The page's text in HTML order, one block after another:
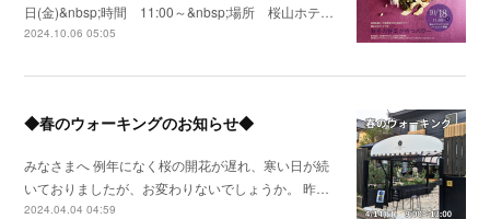
日(金)&nbsp;時間 11:00～&nbsp;場所 桜山ホテ…
2024.10.06 05:05
◆春のウォーキングのお知らせ◆
みなさまへ 例年になく桜の開花が遅れ、寒い日が続
いておりましたが、お変わりないでしょうか。 昨…
2024.04.04 04:59